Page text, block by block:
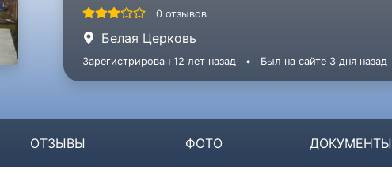
0 отзывов
Белая Церковь
Зарегистрирован 12 лет назад • Был на сайте 3 дня назад
ОТЗЫВЫ ФОТО ДОКУМЕНТЫ